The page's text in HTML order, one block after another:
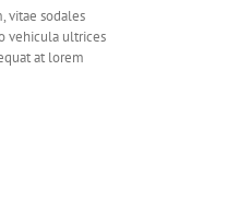
vitae sodales
vehicula ultrices
at lorem